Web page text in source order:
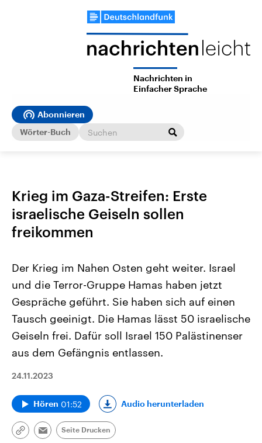
Nachrichten in
Einfacher Sprache
Abonnieren
Wörter-Buch
Krieg im Gaza-Streifen: Erste
israelische Geiseln sollen
freikommen
Der Krieg im Nahen Osten geht weiter. Israel
und die Terror-Gruppe Hamas haben jetzt
Gespräche geführt. Sie haben sich auf einen
Tausch geeinigt. Die Hamas lässt 50 israelische
Geiseln frei. Dafür soll Israel 150 Palästinenser
aus dem Gefängnis entlassen.
24.11.2023
Hören 01:52 Audio herunterladen
Link
Email
Seite Drucken